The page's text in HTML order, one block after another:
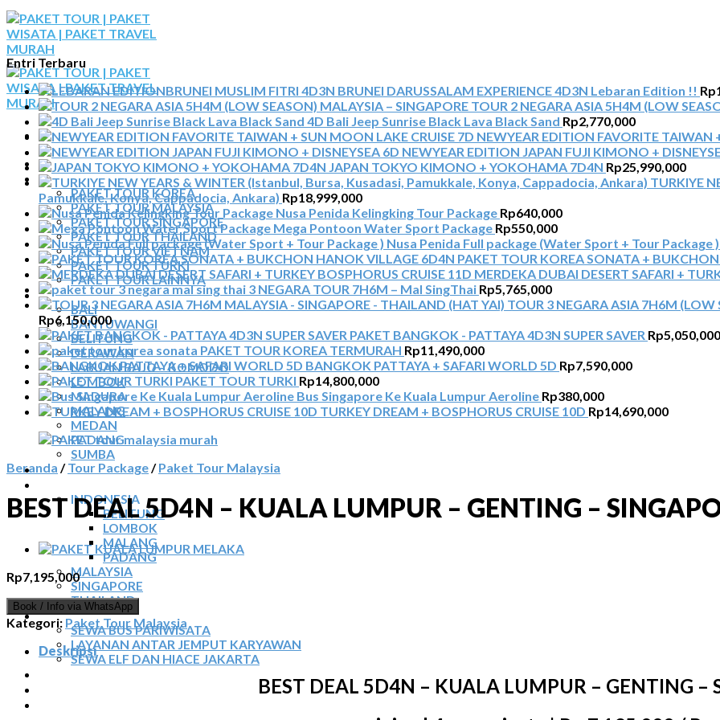
Skip
to
content
BERANDA
PAKET TOUR
PAKET TOUR KOREA
PAKET TOUR MALAYSIA
PAKET TOUR SINGAPORE
PAKET TOUR THAILAND
PAKET TOUR VIETNAM
PAKET TOUR TURKI
PAKET TOUR LAINNYA
TOUR DOMESTIK
BALI
BANYUWANGI
BELITUNG
DERAWAN
LABUAN BAJO – KOMODO
LOMBOK
MADURA
MALANG
MEDAN
PADANG
SUMBA
TOUR TIGA NEGARA
INDONESIA
BELITUNG
LOMBOK
MALANG
PADANG
MALAYSIA
SINGAPORE
THAILAND
SEWA BUS
SEWA BUS PARIWISATA
LAYANAN ANTAR JEMPUT KARYAWAN
SEWA ELF DAN HIACE JAKARTA
Entri Terbaru
BRUNEI DARUSSALAM EXPERIENCE 4D3N Lebaran Edition !! Rp
TOUR 2 NEGARA ASIA 5H4M (LOW
4D Bali Jeep Sunrise Black Lava Black Sand Rp2,770,000
NEWYEAR EDITION FAVORITE TAIWAN
NEWYEAR EDITION JAPAN FUJI KIMONO +
JAPAN TOKYO KIMONO + YOKOHAMA 7D4N Rp25,990,000
TURKIYE
Pamukkale, Konya, Cappadocia, Ankara) Rp18,999,000
Nusa Penida Kelingking Tour Package Rp640,000
Mega Pontoon Water Sport Package Rp550,000
Nusa Penida Full package (Water Sport + Tour Package )
PAKET TOUR KOREA SONATA +
MERDEKA DUBAI DESERT SAFARI +
3 NEGARA TOUR 7H6M – Mal SingThai Rp5,765,000
TOUR 3 NEGARA ASIA 7H6M
Rp6,150,000
PAKET BANGKOK - PATTAYA 4D3N SUPER SAVER Rp5,050,000
PAKET TOUR KOREA TERMURAH Rp11,490,000
BANGKOK PATTAYA + SAFARI WORLD 5D Rp7,590,000
PAKET TOUR TURKI Rp14,800,000
Bus Singapore Ke Kuala Lumpur Aeroline Rp380,000
TURKEY DREAM + BOSPHORUS CRUISE 10D Rp14,690,000
Beranda / Tour Package/ Paket Tour Malaysia
BEST DEAL 5D4N – KUALA LUMPUR – GENTING –
Rp7,195,000
Book / Info via WhatsApp
Kategori: Paket Tour Malaysia
Deskripsi
BEST DEAL 5D4N – KUALA LUMPUR – GENTING –